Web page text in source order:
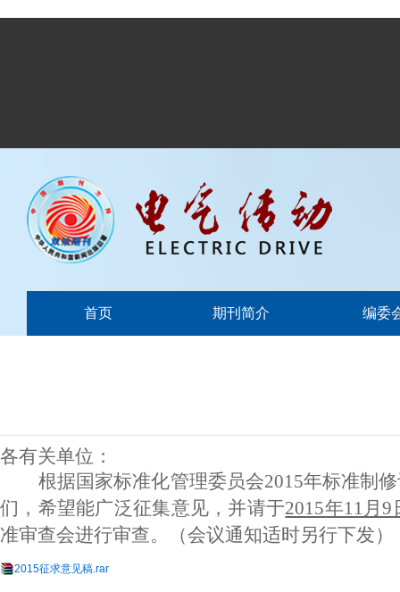
首页 期刊简介 编委
各有关单位：
根据国家标准化管理委员会2015年标准制
们，希望能广泛征集意见，并请于2015年11月
准审查会进行审查。（会议通知适时另行下发）
2015征求意见稿.rar